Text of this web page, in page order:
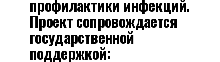
профилактики инфекций.
Проект сопровождается
государственной
поддержкой: